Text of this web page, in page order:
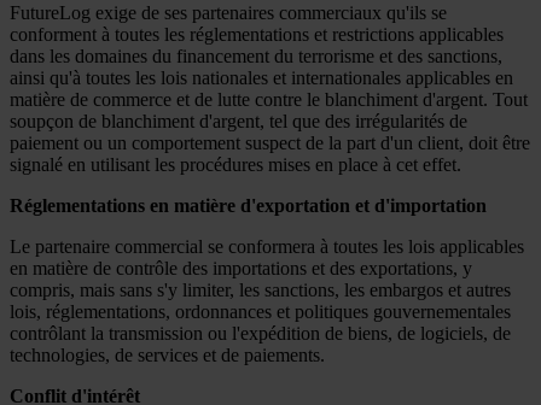
FutureLog exige de ses partenaires commerciaux qu'ils se
conforment à toutes les réglementations et restrictions applicables
dans les domaines du financement du terrorisme et des sanctions,
ainsi qu'à toutes les lois nationales et internationales applicables en
matière de commerce et de lutte contre le blanchiment d'argent. Tout
soupçon de blanchiment d'argent, tel que des irrégularités de
paiement ou un comportement suspect de la part d'un client, doit être
signalé en utilisant les procédures mises en place à cet effet.
Réglementations en matière d'exportation et d'importation
Le partenaire commercial se conformera à toutes les lois applicables
en matière de contrôle des importations et des exportations, y
compris, mais sans s'y limiter, les sanctions, les embargos et autres
lois, réglementations, ordonnances et politiques gouvernementales
contrôlant la transmission ou l'expédition de biens, de logiciels, de
technologies, de services et de paiements.
Conflit d'intérêt